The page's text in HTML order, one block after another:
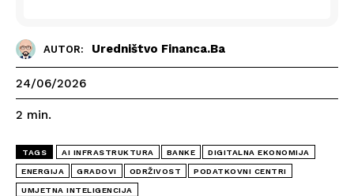
AUTOR: Uredništvo Financa.ba
24/06/2026
2 min.
TAGS AI INFRASTRUKTURA BANKE DIGITALNA EKONOMIJA
ENERGIJA GRADOVI ODRŽIVOST PODATKOVNI CENTRI
UMJETNA INTELIGENCIJA